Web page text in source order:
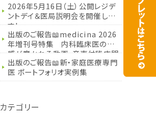
2026年5月16日（土）公開レジデ
ントデイ＆医局説明会を開催しま
す！
出版のご報告📖medicina 2026
年増刊号特集 内科臨床医の五
感が磨かれる動画・音声付臨床問
題集
出版のご報告📖新・家庭医療専門
医 ポートフォリオ実例集
カテゴリー